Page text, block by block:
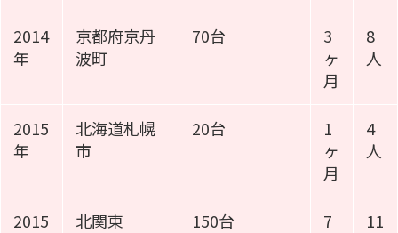
2014
年
京都府京丹
波町
70台
3
ヶ
月
8
人
2015
年
北海道札幌
市
20台
1
ヶ
月
4
人
2015
北関東 150台
7
11